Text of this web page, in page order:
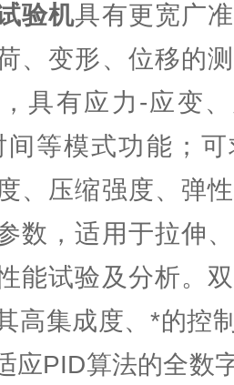
验机具有更宽广
、变形、位移的
具有应力-应变
间等模式功能；
、压缩强度、弹
数，适用于拉伸
能试验及分析。
高集成度、*的控
应PID算法的全数